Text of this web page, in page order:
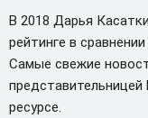
В 2018 Дарья
рейтинге в
Самые свежие
ресурсе.